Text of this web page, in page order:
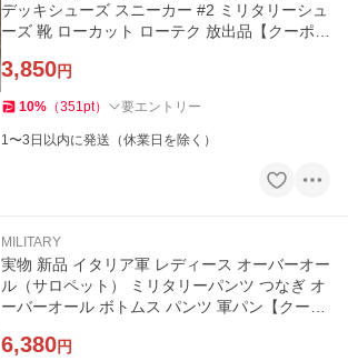
デッキシューズ スニーカー #2 ミリタリーシュ
ーズ 靴 ローカット ローテク 放出品【クーポン
3,850円
10% （351pt） 要エントリー
1〜3日以内に発送（休業日を除く）
MILITARY
実物 新品 イタリア軍 レディース オーバーオー
ル（サロペット） ミリタリーパンツ つなぎ オ
ーバーオール ボトムス パンツ 軍パン【クーポ
6,380円